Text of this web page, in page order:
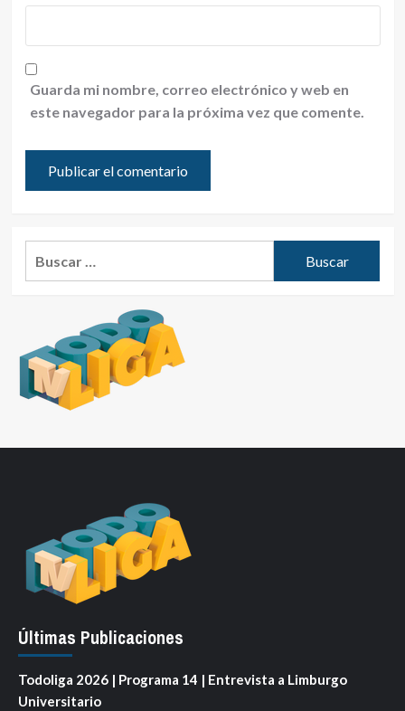
Guarda mi nombre, correo electrónico y web en
este navegador para la próxima vez que comente.
Últimas Publicaciones
Todoliga 2026 | Programa 14 | Entrevista a Limburgo
Universitario